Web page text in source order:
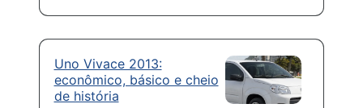
Uno Vivace 2013:
econômico, básico e cheio
de história